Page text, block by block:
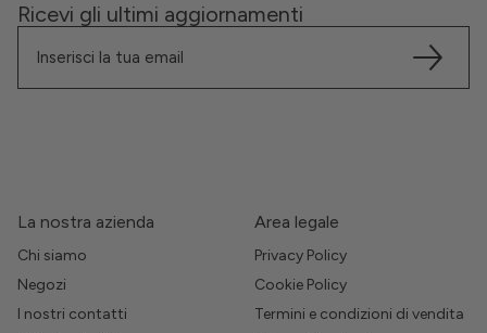
Ricevi gli ultimi aggiornamenti
La nostra azienda
Chi siamo
Negozi
I nostri contatti
Area legale
Privacy Policy
Cookie Policy
Termini e condizioni di vendita